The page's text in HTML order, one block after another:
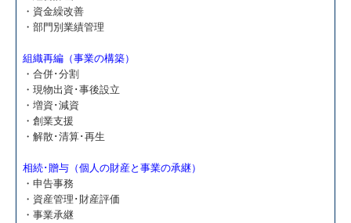
・資金繰改善
・部門別業績管理
組織再編（事業の構築）
・合併･分割
・現物出資･事後設立
・増資･減資
・創業支援
・解散･清算･再生
相続･贈与（個人の財産と事業の承継）
・申告事務
・資産管理･財産評価
・事業承継